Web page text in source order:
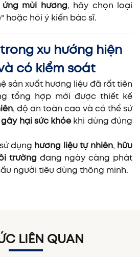
mùi hương, hãy chọn loại
hoặc hỏi ý kiến bác sĩ.
xu hướng hiện
có kiểm soát
sản xuất hương liệu đã rất tiên
tổng hợp mới được thiết kế
, độ an toàn cao và có thể sử
gây hại sức khỏe khi dùng đúng
dụng hương liệu tự nhiên, hữu
trường đang ngày càng phát
người tiêu dùng thông minh.
LIÊN QUAN